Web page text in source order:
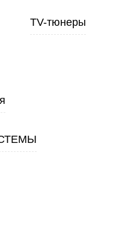
TV-тюнеры